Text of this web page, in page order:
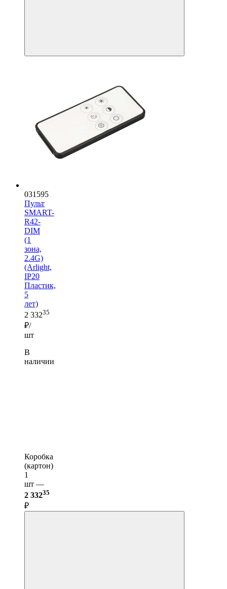
031595
Пульт
SMART-
R42-
DIM
(1
зона,
2.4G)
(Arlight,
IP20
Пластик,
5
лет)
2 33235
₽/
шт
В
наличии
Коробка
(картон)
1
шт —
2 33235
₽